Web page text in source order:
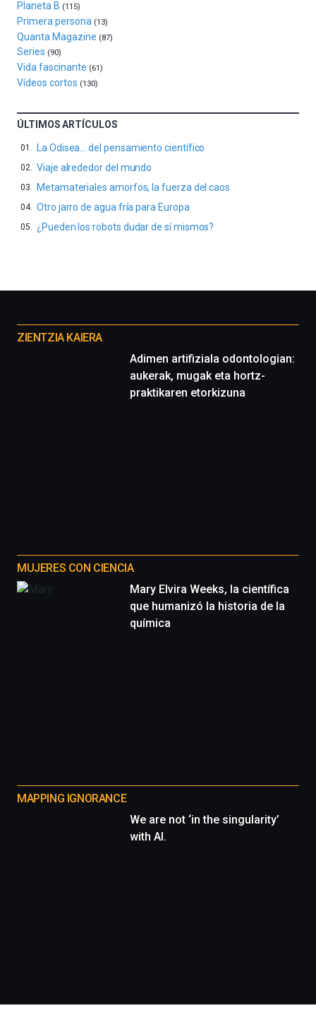
4
de
octubre.
La
iniciativa,
organizada
Cátedra…
Planeta B (115)
Primera persona (13)
Quanta Magazine (87)
Series (90)
Vida fascinante (61)
Vídeos cortos (130)
ÚLTIMOS ARTÍCULOS
La Odisea… del pensamiento científico
Viaje alrededor del mundo
Metamateriales amorfos, la fuerza del caos
Otro jarro de agua fría para Europa
¿Pueden los robots dudar de sí mismos?
proyectos
ZIENTZIA KAIERA
Adimen artifiziala odontologian:
aukerak, mugak eta hortz-
praktikaren etorkizuna
MUJERES CON CIENCIA
Mary Elvira Weeks, la científica
que humanizó la historia de la
química
MAPPING IGNORANCE
We are not ‘in the singularity’
with AI.